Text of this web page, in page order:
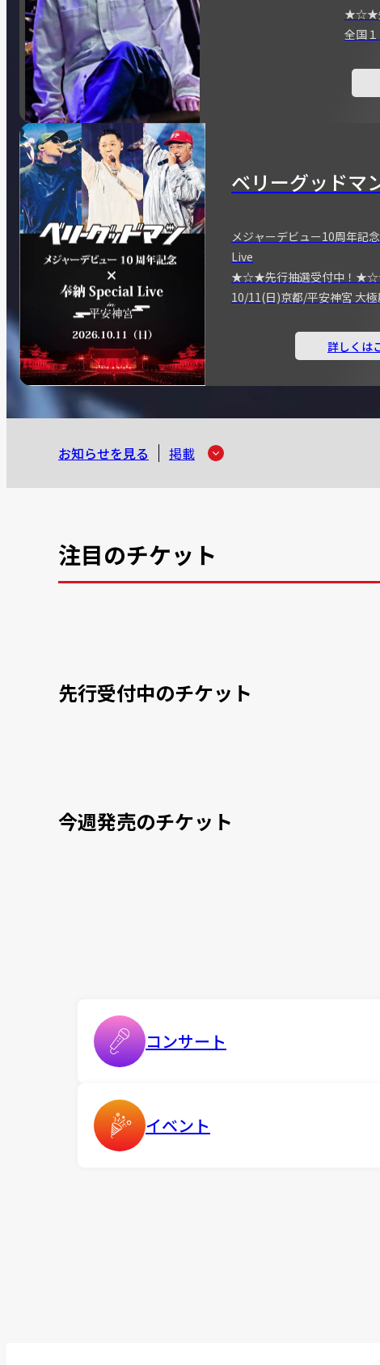
★☆★
全国１
ベリーグッドマ
メジャーデビュー10周年記
Live
★☆★先行抽選受付中！
10/11(日)京都/平安神宮 大
詳しくは
お知らせを見る 掲載
注目のチケット
先行受付中のチケット
今週発売のチケット
コンサート
イベント